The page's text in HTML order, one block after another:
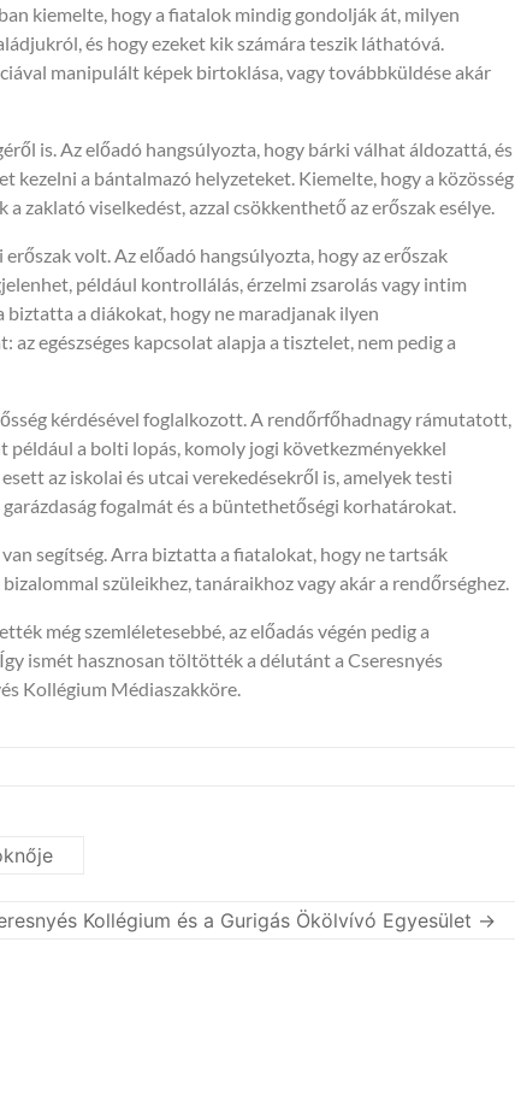
kiemelte, hogy a fiatalok mindig gondolják át, milyen
és hogy ezeket kik számára teszik láthatóvá.
manipulált képek birtoklása, vagy továbbküldése akár
is. Az előadó hangsúlyozta, hogy bárki válhat áldozattá, és
kezelni a bántalmazó helyzeteket. Kiemelte, hogy a közösség
a zaklató viselkedést, azzal csökkenthető az erőszak esélye.
volt. Az előadó hangsúlyozta, hogy az erőszak
például kontrollálás, érzelmi zsarolás vagy intim
biztatta a diákokat, hogy ne maradjanak ilyen
egészséges kapcsolat alapja a tisztelet, nem pedig a
kérdésével foglalkozott. A rendőrfőhadnagy rámutatott,
például a bolti lopás, komoly jogi következményekkel
az iskolai és utcai verekedésekről is, amelyek testi
fogalmát és a büntethetőségi korhatárokat.
segítség. Arra biztatta a fiatalokat, hogy ne tartsák
szüleikhez, tanáraikhoz vagy akár a rendőrséghez.
még szemléletesebbé, az előadás végén pedig a
ismét hasznosan töltötték a délutánt a Cseresnyés
Kollégium Médiaszakköre.
Kollégium és a Gurigás Ökölvívó Egyesület →